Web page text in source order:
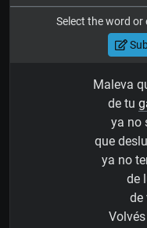
Select the word
Maleva
de tu
ya no
que
ya no
de
de